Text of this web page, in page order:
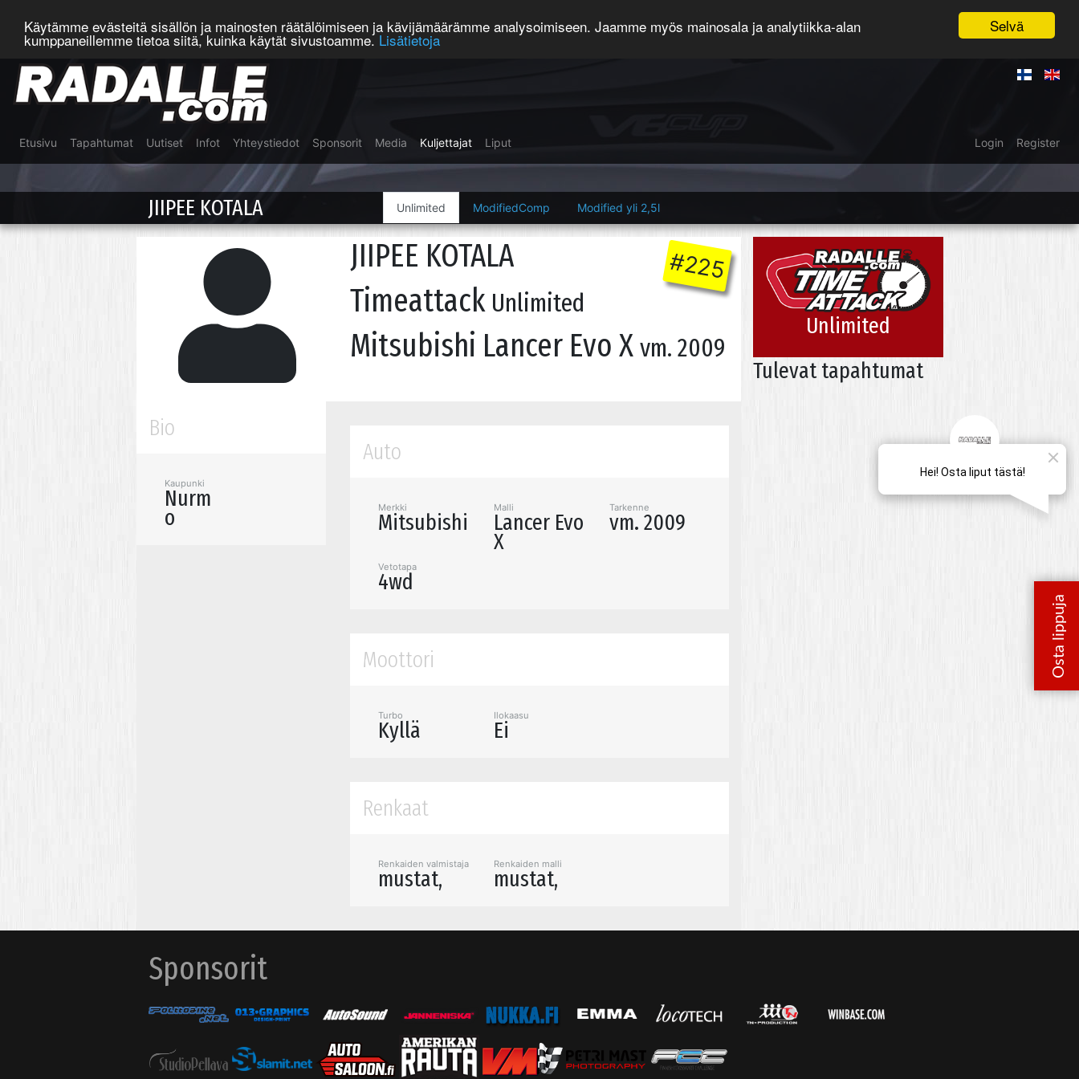
Selvä
Käytämme evästeitä sisällön ja mainosten räätälöimiseen ja kävijämäärämme analysoimiseen. Jaamme myös mainosala ja analytiikka-alan
kumppaneillemme tietoa siitä, kuinka käytät sivustoamme. Lisätietoja
Etusivu Tapahtumat Uutiset Infot Yhteystiedot Sponsorit Media Kuljettajat Liput Login Register
JIIPEE KOTALA Unlimited ModifiedComp Modified yli 2,5l
#225
JIIPEE KOTALA
Timeattack Unlimited
Mitsubishi Lancer Evo X vm. 2009
Bio
Kaupunki
Nurm
o
Auto
Merkki
Mitsubishi
Malli
Lancer Evo
X
Tarkenne
vm. 2009
Vetotapa
4wd
Moottori
Turbo
Kyllä
Ilokaasu
Ei
Renkaat
Renkaiden valmistaja
mustat,
Renkaiden malli
mustat,
Unlimited
Tulevat tapahtumat
Sponsorit